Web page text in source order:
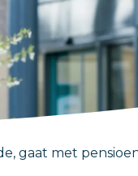
gaat met